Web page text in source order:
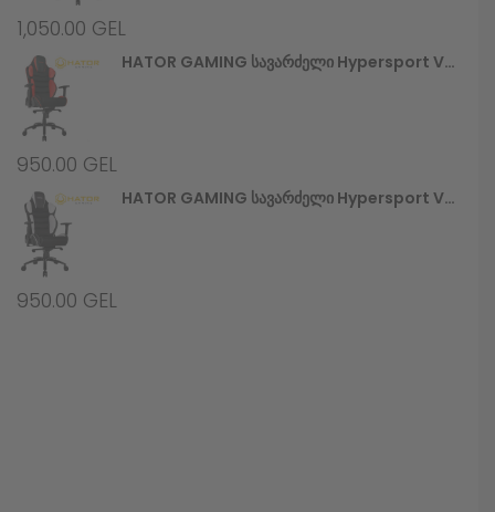
1,050.00 GEL
HATOR GAMING Სავარძელი Hypersport V2 (HTC-946) Black/Red
950.00 GEL
HATOR GAMING Სავარძელი Hypersport V2 (HTC-948) Black/White
950.00 GEL